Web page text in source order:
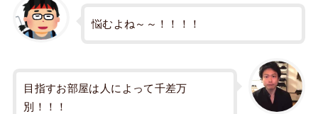
悩むよね～～！！！！
目指すお部屋は人によって千差万
別！！！